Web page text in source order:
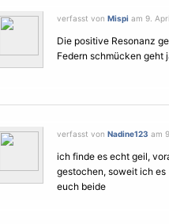
verfasst von Mispi am 9.
Die positive Resonanz
Federn schmücken geht
verfasst von Nadine123 am
ich finde es echt geil,
gestochen, soweit ich
euch beide